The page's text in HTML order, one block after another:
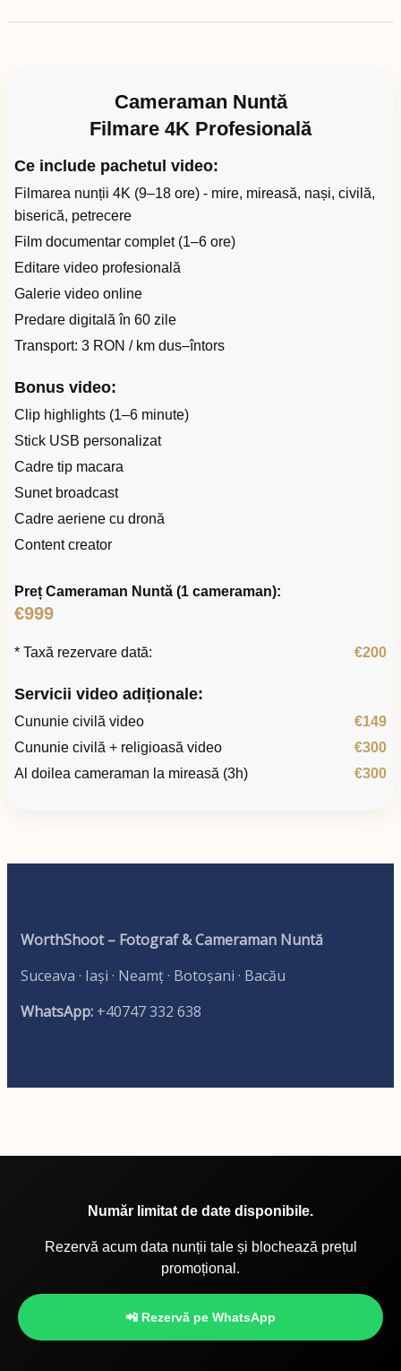
Cameraman Nuntă
Filmare 4K Profesională
Ce include pachetul video:
Filmarea nunții 4K (9–18 ore) - mire, mireasă, nași, civilă,
biserică, petrecere
Film documentar complet (1–6 ore)
Editare video profesională
Galerie video online
Predare digitală în 60 zile
Transport: 3 RON / km dus–întors
Bonus video:
Clip highlights (1–6 minute)
Stick USB personalizat
Cadre tip macara
Sunet broadcast
Cadre aeriene cu dronă
Content creator
Preț Cameraman Nuntă (1 cameraman):
€999
* Taxă rezervare dată: €200
Servicii video adiționale:
Cununie civilă video
€149
Cununie civilă + religioasă video
€300
Al doilea cameraman la mireasă (3h)
€300
WorthShoot – Fotograf & Cameraman Nuntă
Suceava · Iași · Neamț · Botoșani · Bacău
WhatsApp: +40747 332 638
Număr limitat de date disponibile.
Rezervă acum data nunții tale și blochează prețul
promoțional.
📲 Rezervă pe WhatsApp